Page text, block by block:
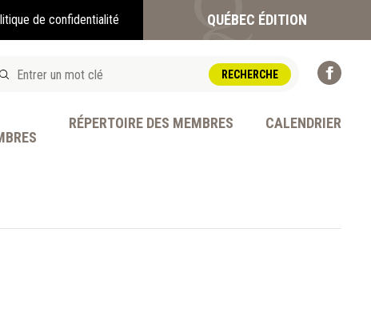
de confidentialité QUÉBEC ÉDITION
RÉPERTOIRE DES MEMBRES CALENDRIER